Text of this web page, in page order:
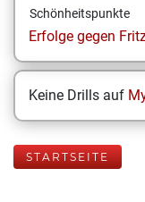
Schönheitspunkte
Erfolge gegen
Keine Drills auf
STARTSEITE